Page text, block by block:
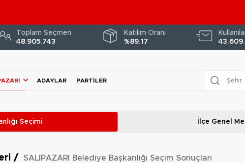
Toplam Seçmen
48.905.743
Katılım Oranı
%89.17
ADAYLAR PARTILER
Seçimi İlçe Genel
/ SALIPAZARI Belediye Başkanlığı Seçim Sonuçları